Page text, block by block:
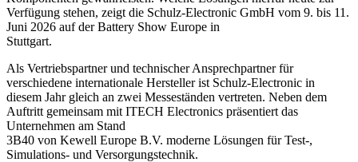
Verfügung stehen, zeigt die Schulz-Electronic GmbH vom 9. bis 11.
Juni 2026 auf der Battery Show Europe in
Stuttgart.
Als Vertriebspartner und technischer Ansprechpartner für
verschiedene internationale Hersteller ist Schulz-Electronic in
diesem Jahr gleich an zwei Messeständen vertreten. Neben dem
Auftritt gemeinsam mit ITECH Electronics präsentiert das
Unternehmen am Stand
3B40 von Kewell Europe B.V. moderne Lösungen für Test-,
Simulations- und Versorgungstechnik.